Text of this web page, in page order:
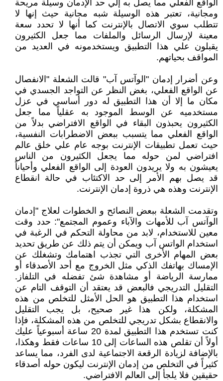
الواقع الفعلي مما يصل به إلي حد الإدمان وسيلة مريحة
ومجانية، تعتبر هذه الوسيلة شبه مجانية حيث إنها لا
تتطلب سوي الاتصال بالإنترنت كما أنها لا تحدد سعة
معينة لإرسال الرسائل والملفات مما جعل الكثيرون
يقبلون علي هذا التطبيق ويستخدمونه في العديد من
المواقف بحياتهم.
وعن أضرار إدمان "الوآتس آب" قالت الشعلة "الانفصال
عن الواقع الفعلي، بغض النظر عن التواجد الجسدي في
مكان ما إلا أن هذا التطبيق له دور أساسي في عزل
مستخدميه عن الوسط الموجود به عقلياً مما جعل
الكثيرون يحبذون البقاء في الواقع الافتراضي بدلاً من
الواقع الفعلي مما يتسبب ببعض الاضطرابات النفسية،
حيث تعمل تطبيقات الإنترنت بوجه عام علي خلق عالم
افتراضي لمن حوله مما يجعل الكثيرون من الناس
يعيشون به ولا يريدون العودة إلى الواقع الفعلي وأحياناً
قد يصل بهم الأمر إلى حد الاكتئاب في حالة انقطاع
الإنترنت وهذه هي ذروة إدمان الإنترنت.
وتقدمت الشعلة ببعض النصائح و الخطوات لعلاج "إدمان
الوآتس آب للأمهات والآباء وعموم المجتمع": حدد وقت
معين للاستخدام، لابد من محاولة التحكم في الرغبة في
استخدام الواتس آب ويمكن أن يتم ذلك عن طريق تحديد
بعض المهام الأخرى التي تجذب اهتمامك وتشغلك عن
الإمساك بهاتفك الذكي مثل الخروج مع أحد الأصدقاء أو
ممارسة الرياضة أو مشاهدة شئ تفضله في التلفاز.
التقليل التدريجي فالبعض قد يعتقد أن التوقف التام عن
استخدام هذا التطبيق هو الحل الأمثل للتخلص من هذه
المشكلة، ولكن هذا غير صحيح، بل يجب التقليل
والانقطاع بشكل تدريجي للتخلص من هذه المشكلة، فإذا
كنت تستخدم هذا التطبيق لمدة 20 ساعة أسبوعياً عليك
أولاً أن تقلص هذه الساعات إلى 10 ساعات فقط وهكذا،
بالإضافة لزيادة الرقعة الاجتماعية لدى الفرد، مما يساعد
كثيراً في التخلص من إدمان الإنترنت ليكون حوله أصدقاء
حقيقين فلا يلجأ إلى العالم الافتراضي.